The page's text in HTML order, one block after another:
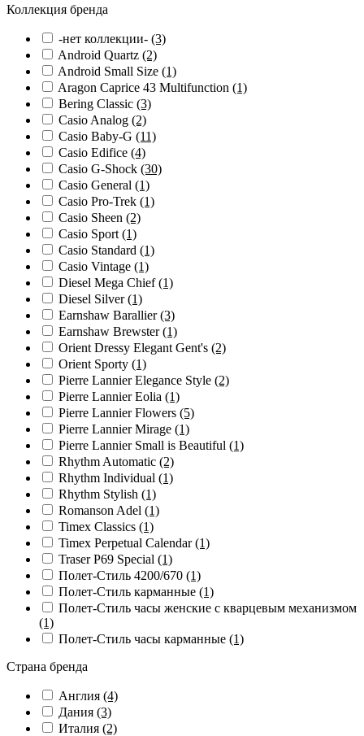
Коллекция бренда
-нет коллекции- (3)
Android Quartz (2)
Android Small Size (1)
Aragon Caprice 43 Multifunction (1)
Bering Classic (3)
Casio Analog (2)
Casio Baby-G (11)
Casio Edifice (4)
Casio G-Shock (30)
Casio General (1)
Casio Pro-Trek (1)
Casio Sheen (2)
Casio Sport (1)
Casio Standard (1)
Casio Vintage (1)
Diesel Mega Chief(1)
Diesel Silver(1)
Earnshaw Barallier(3)
Earnshaw Brewster(1)
Orient Dressy Elegant Gent's (2)
Orient Sporty (1)
Pierre Lannier Elegance Style (2)
Pierre Lannier Eolia (1)
Pierre Lannier Flowers (5)
Pierre Lannier Mirage (1)
Pierre Lannier Small is Beautiful (1)
Rhythm Automatic (2)
Rhythm Individual (1)
Rhythm Stylish (1)
Romanson Adel (1)
Timex Classics (1)
Timex Perpetual Calendar(1)
Traser P69 Special (1)
Полет-Стиль 4200/670 (1)
Полет-Стиль карманные (1)
Полет-Стиль часы женские с кварцевым механизмом
(1)
Полет-Стиль часы карманные (1)
Страна бренда
Англия (4)
Дания (3)
Италия (2)